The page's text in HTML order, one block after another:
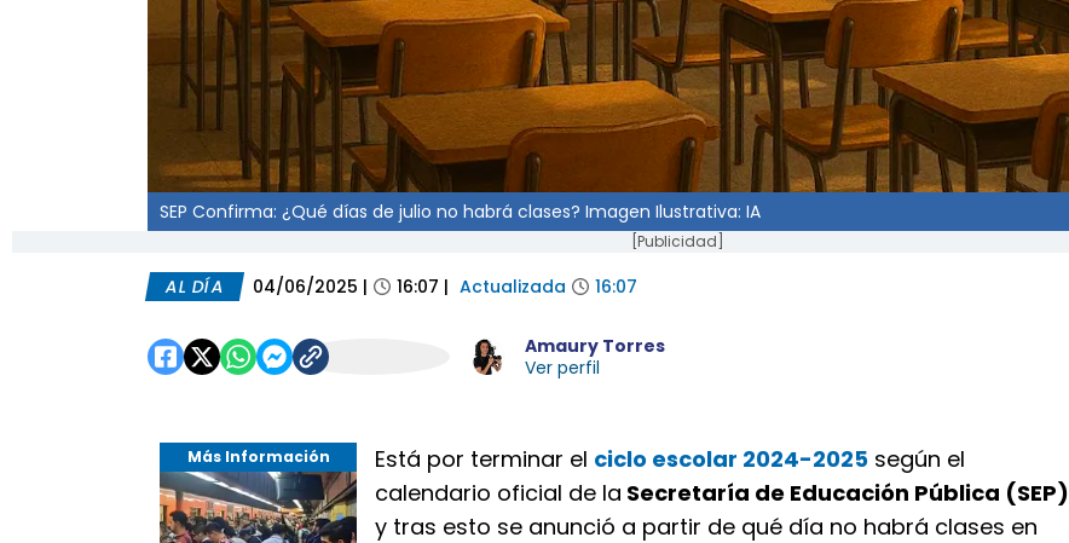
SEP Confirma: ¿Qué días de julio no habrá clases? Imagen Ilustrativa: IA
[Publicidad]
AL DÍA 04/06/2025 | 16:07 | Actualizada 16:07
Amaury Torres
Ver perfil
Más Información Está por terminar el ciclo escolar 2024-2025 según el
calendario oficial de la Secretaría de Educación Pública (SEP)
y tras esto se anunció a partir de qué día no habrá clases en